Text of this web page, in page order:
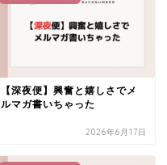
【深夜便】興奮と嬉しさでメ
ルマガ書いちゃった
2026年6月17日